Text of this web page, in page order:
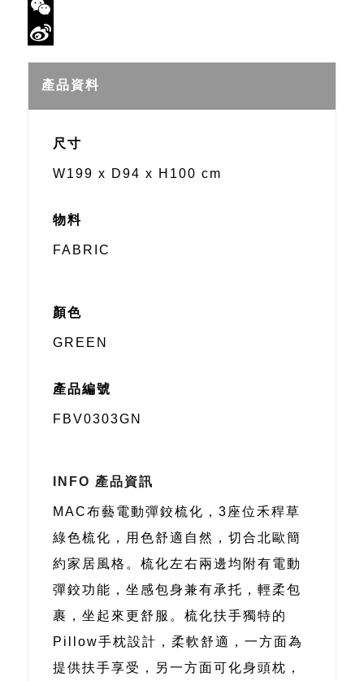
Twitter
WeChat
Weibo
產品資料
尺寸
W199 x D94 x H100 cm
物料
FABRIC
顏色
GREEN
產品編號
FBV0303GN
INFO 產品資訊
MAC布藝電動彈鉸梳化，3座位禾稈草
綠色梳化，用色舒適自然，切合北歐簡
約家居風格。梳化左右兩邊均附有電動
彈鉸功能，坐感包身兼有承托，輕柔包
裹，坐起來更舒服。梳化扶手獨特的
Pillow手枕設計，柔軟舒適，一方面為
提供扶手享受，另一方面可化身頭枕，